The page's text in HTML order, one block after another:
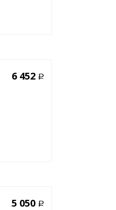
6 452 Р
5 050 Р